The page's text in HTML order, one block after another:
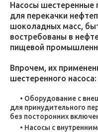
Насосы шестеренные
для перекачки
шоколадных масс,
востребованы в
пищевой
Впрочем, их
шестеренного насоса:
Оборудование с
для принудительного
без посторонних
Насосы с